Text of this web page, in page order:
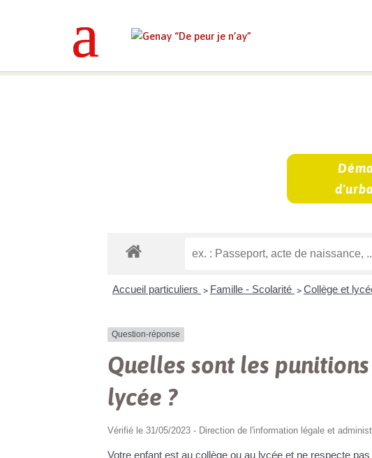
Accueil particuliers > Famille - Scolarité > Collège et
Question-réponse
Quelles sont les
lycée ?
Vérifié le 31/05/2023 - Direction de l'information légale et
Votre enfant est au collège ou au lycée et ne respecte